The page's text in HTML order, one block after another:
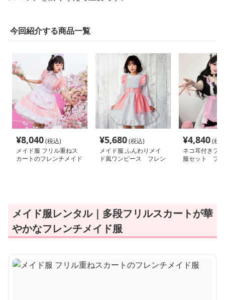
今回紹介する商品一覧
¥8,040(税込)
メイド服 フリル重ねス
カートのフレンチメイド
¥5,680(税込)
メイド服 ふんわりメイ
ド風ワンピース フレン
¥4,840(税
ネコ耳付きフ
服セット フ
メイド服レンタル｜多段フリルスカートが華
やかなフレンチメイド服